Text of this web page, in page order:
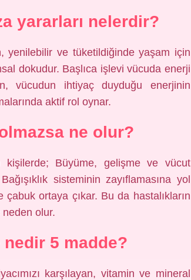
yararları nelerdir?
yenilebilir ve tüketildiğinde yaşam için
dokudur. Başlıca işlevi vücuda enerji
vücudun ihtiyaç duyduğu enerjinin
aktif rol oynar.
ne olur?
kişilerde; Büyüme, gelişme ve vücut
sisteminin zayıflamasına yol
ortaya çıkar. Bu da hastalıkların
olur.
5 madde?
karşılayan, vitamin ve mineral